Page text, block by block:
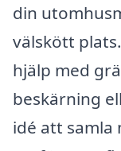
din
välskött
hjälp med
beskärning
idé att samla